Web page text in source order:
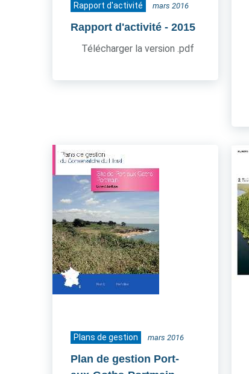
Rapport d'activité mars 2016
Rapport d'activité - 2015
Télécharger la version .pdf
Plans de gestion mars 2016
Plan de gestion Port-